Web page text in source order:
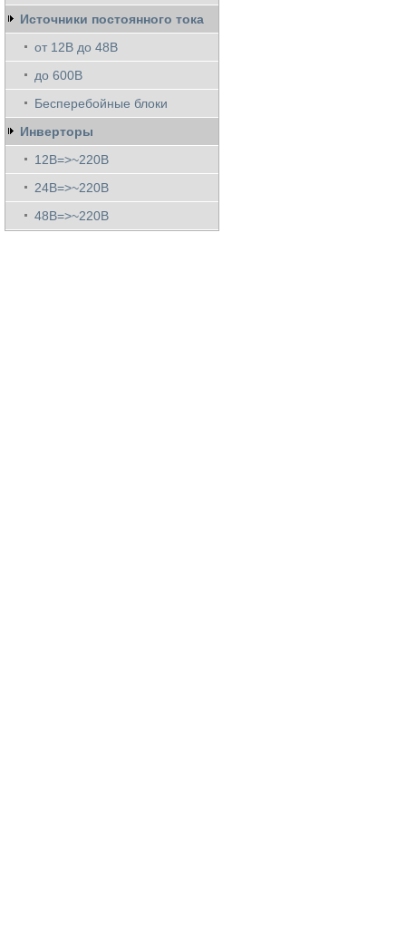
Источники постоянного тока
от 12В до 48В
до 600В
Бесперебойные блоки
Инверторы
12В=>~220В
24В=>~220В
48В=>~220В